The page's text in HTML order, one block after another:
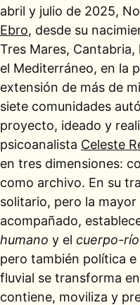
abril y julio de 2025,
Ebro, desde su
Tres Mares,
el Mediterráneo, en la
extensión de más de
siete comunidades
proyecto, ideado y
psicoanalista Celeste
en tres dimensiones:
como archivo. En su
solitario, pero la
acompañado,
humano y el cuerpo-río
pero también política
fluvial se transforma
contiene, moviliza y